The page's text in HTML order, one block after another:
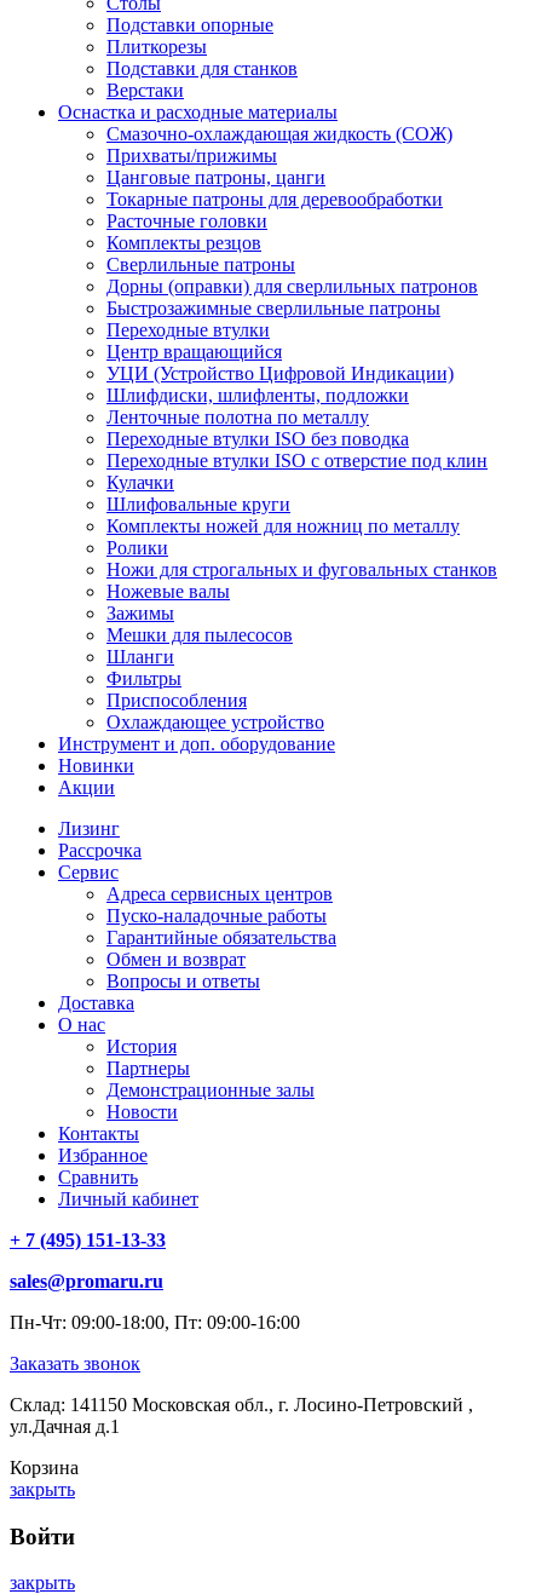
Подставки опорные
Плиткорезы
Подставки для станков
Верстаки
Оснастка и расходные материалы
Смазочно-охлаждающая жидкость (СОЖ)
Прихваты/прижимы
Цанговые патроны, цанги
Токарные патроны для деревообработки
Расточные головки
Комплекты резцов
Сверлильные патроны
Дорны (оправки) для сверлильных патронов
Быстрозажимные сверлильные патроны
Переходные втулки
Центр вращающийся
УЦИ (Устройство Цифровой Индикации)
Шлифдиски, шлифленты, подложки
Ленточные полотна по металлу
Переходные втулки ISO без поводка
Переходные втулки ISO с отверстие под клин
Кулачки
Шлифовальные круги
Комплекты ножей для ножниц по металлу
Ролики
Ножи для строгальных и фуговальных станков
Ножевые валы
Зажимы
Мешки для пылесосов
Шланги
Фильтры
Приспособления
Охлаждающее устройство
Инструмент и доп. оборудование
Новинки
Акции
Лизинг
Рассрочка
Сервис
Адреса сервисных центров
Пуско-наладочные работы
Гарантийные обязательства
Обмен и возврат
Вопросы и ответы
Доставка
О нас
История
Партнеры
Демонстрационные залы
Новости
Контакты
Избранное
Сравнить
Личный кабинет
+ 7 (495) 151-13-33
sales@promaru.ru
Пн-Чт: 09:00-18:00, Пт: 09:00-16:00
Заказать звонок
Склад: 141150 Московская обл., г. Лосино-Петровский ,
ул.Дачная д.1
Корзина
закрыть
Войти
закрыть